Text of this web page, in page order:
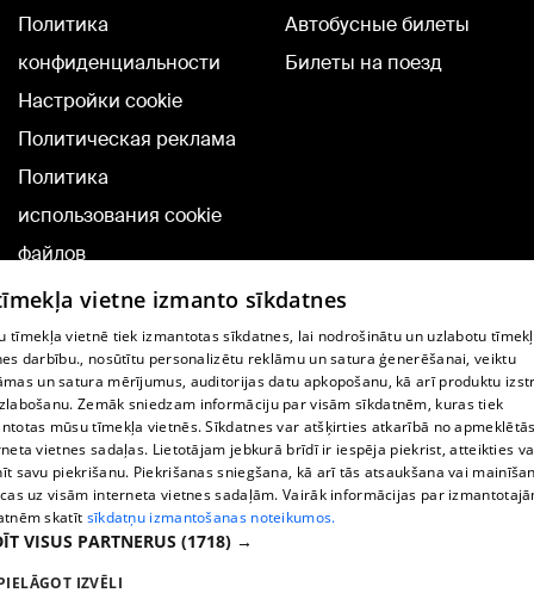
Политика
конфиденциальности
Настройки cookie
Политическая реклама
Политика
использования cookie
файлов
Добавление
комментариев
Автобусные билеты
Билеты на поезд
TВ-программа
Условия договора
360 Ziņu kontakti
Helio Media
Служба помощи портала: э-почта -
vietne izmanto sīkdatnes
tīmekļa vietnē tiek izmantotas sīkdatnes, lai nodrošinātu un uzlabotu
darbību., nosūtītu personalizētu reklāmu un satura ģenerēšanai, veiktu
un satura mērījumus, auditorijas datu apkopošanu, kā arī produktu
Zemāk sniedzam informāciju par visām sīkdatnēm, kuras tiek
mūsu tīmekļa vietnēs. Sīkdatnes var atšķirties atkarībā no
vietnes sadaļas. Lietotājam jebkurā brīdī ir iespēja piekrist, atteikties
savu piekrišanu. Piekrišanas sniegšana, kā arī tās atsaukšana vai
uz visām interneta vietnes sadaļām. Vairāk informācijas par
skatīt sīkdatņu izmantošanas noteikumos.
VISUS PARTNERUS (1718) →
IZVĒLI